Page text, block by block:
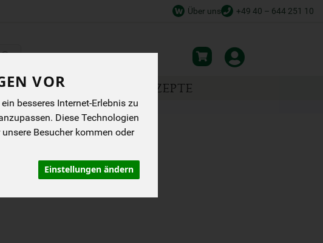
VOR
besseres Internet-Erlebnis zu
Diese Technologien
Besucher kommen oder
Einstellungen ändern
+49 40 – 644 251 10
Über uns
INSPIRATION REZEPTE
B